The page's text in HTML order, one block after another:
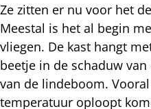
Ze zitten er nu voor het
Meestal is het al begin
vliegen. De kast hangt
beetje in de schaduw
van de lindeboom. Vooral
temperatuur oploopt